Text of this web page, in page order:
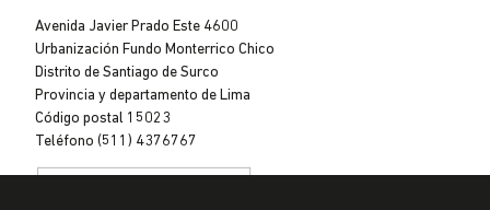
de
Lima
Avenida Javier Prado Este 4600
Urbanización Fundo Monterrico Chico
Distrito de Santiago de Surco
Provincia y departamento de Lima
Código postal 15023
Teléfono (511) 4376767